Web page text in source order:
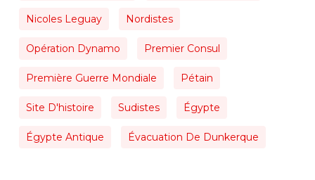
Nicoles Leguay Nordistes
Opération Dynamo Premier Consul
Première Guerre Mondiale Pétain
Site D'histoire Sudistes Égypte
Égypte Antique Évacuation De Dunkerque